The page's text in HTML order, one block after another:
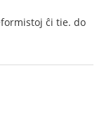
ĉi tie. do